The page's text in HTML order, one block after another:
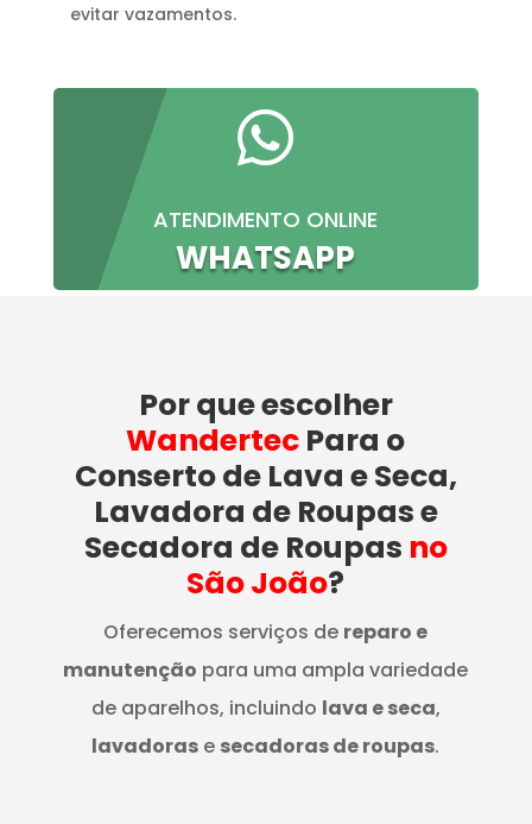
evitar vazamentos.

ATENDIMENTO ONLINE
WHATSAPP
Por que escolher
Wandertec Para o
Conserto de Lava e Seca,
Lavadora de Roupas e
Secadora de Roupas no
São João?
Oferecemos serviços de reparo e
manutenção para uma ampla variedade
de aparelhos, incluindo lava e seca,
lavadoras e secadoras de roupas.